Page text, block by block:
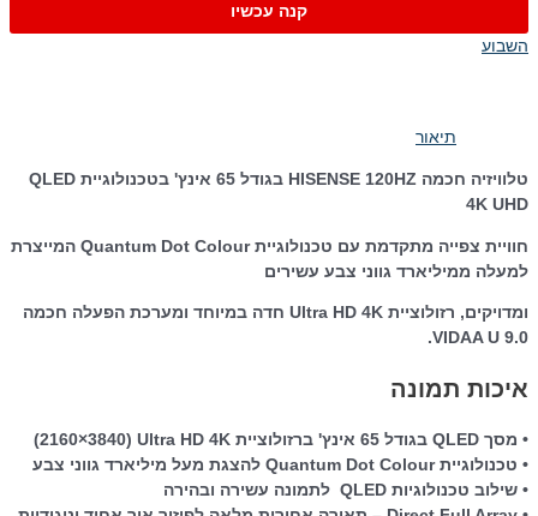
קנה עכשיו
השבוע
תיאור
טלוויזיה חכמה HISENSE 120HZ בגודל 65 אינץ' בטכנולוגיית QLED
4K UHD
חוויית צפייה מתקדמת עם טכנולוגיית Quantum Dot Colour המייצרת
למעלה ממיליארד גווני צבע עשירים
ומדויקים, רזולוציית Ultra HD 4K חדה במיוחד ומערכת הפעלה חכמה
VIDAA U 9.0.
איכות תמונה
• מסך QLED בגודל 65 אינץ' ברזולוציית Ultra HD 4K ‏(3840×2160)
• טכנולוגיית Quantum Dot Colour להצגת מעל מיליארד גווני צבע
• שילוב טכנולוגיות QLED לתמונה עשירה ובהירה